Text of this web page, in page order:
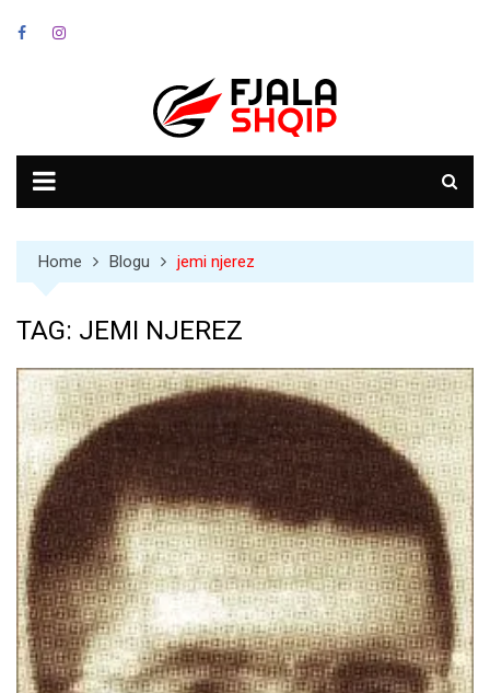
Home Blogu jemi njerez
TAG: JEMI NJEREZ